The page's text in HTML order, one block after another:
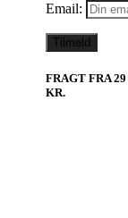
Email:
FRAGT FRA
KR.